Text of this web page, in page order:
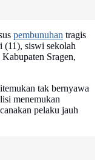
pembunuhan tragis
(11), siswi sekolah
Sragen,
tak bernyawa
menemukan
pelaku jauh